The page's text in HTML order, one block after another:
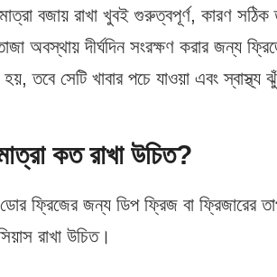
বজায় রাখা খুবই গুরুত্বপূর্ণ, কারণ সঠিক
অবস্থায় দীর্ঘদিন সংরক্ষণ করার জন্য
হয়, তবে সেটি খাবার পচে যাওয়া এবং স্বাস্থ্য
কত রাখা উচিত?
ফ্রিজের জন্য ডিপ ফ্রিজ বা ফ্রিজারের
রাখা উচিত।